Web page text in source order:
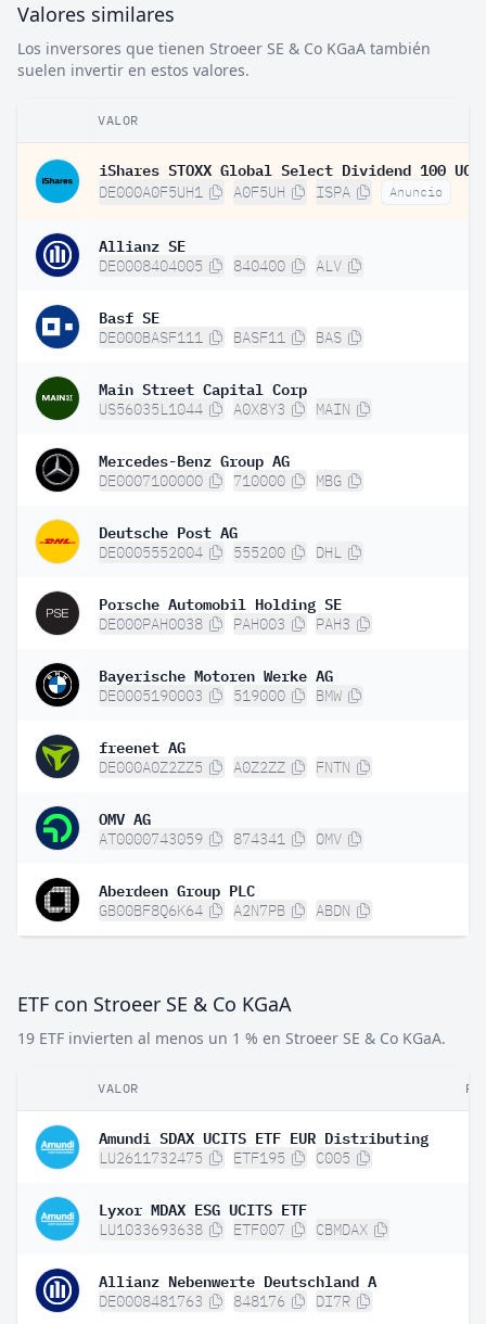
Valores similares
Los inversores que tienen Stroeer SE & Co KGaA también
suelen invertir en estos valores.
VALOR
DE000A0F5UH1 A0F5UH ISPA Anuncio
Allianz SE
DE0008404005 840400 ALV
Basf SE
DE000BASF111 BASF11 BAS
Main Street Capital Corp
US56035L1044 A0X8Y3 MAIN
Mercedes-Benz Group AG
DE0007100000 710000 MBG
Deutsche Post AG
DE0005552004 555200 DHL
Porsche Automobil Holding SE
DE000PAH0038 PAH003 PAH3
Bayerische Motoren Werke AG
DE0005190003 519000 BMW
freenet AG
DE000A0Z2ZZ5 A0Z2ZZ FNTN
OMV AG
AT0000743059 874341 OMV
Aberdeen Group PLC
GB00BF8Q6K64 A2N7PB ABDN
ETF con Stroeer SE & Co KGaA
19 ETF invierten al menos un 1 % en Stroeer SE & Co KGaA.
VALOR
Amundi SDAX UCITS ETF EUR Distributing
LU2611732475 ETF195 C005
Lyxor MDAX ESG UCITS ETF
LU1033693638 ETF007 CBMDAX
Allianz Nebenwerte Deutschland A
DE0008481763 848176 DI7R